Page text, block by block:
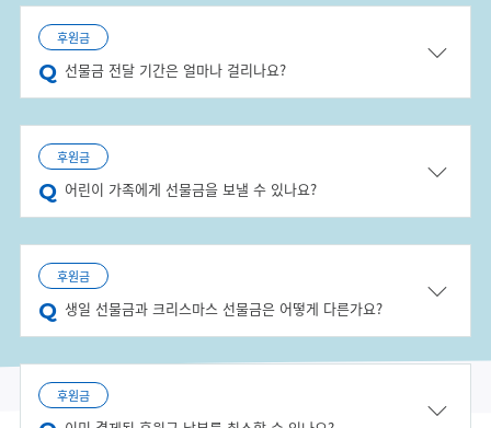
후원금
선물금 전달 기간은 얼마나 걸리나요?
후원금
어린이 가족에게 선물금을 보낼 수 있나요?
후원금
생일 선물금과 크리스마스 선물금은 어떻게 다른가요?
후원금